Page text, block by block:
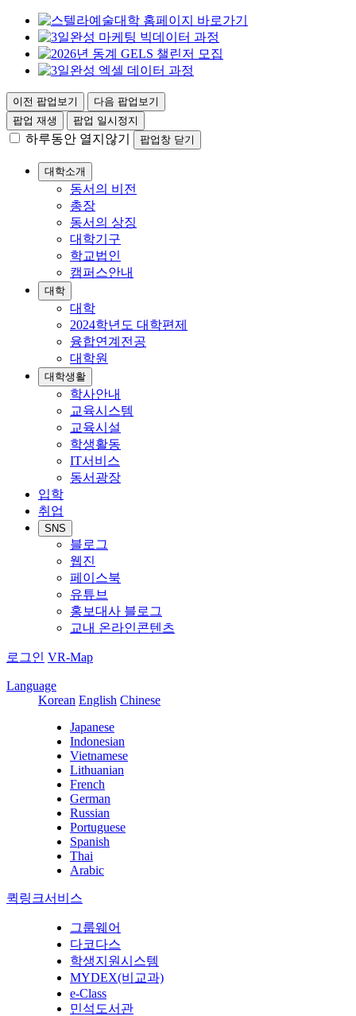
이전 팝업보기
다음 팝업보기
팝업 재생
팝업 일시정지
하루동안 열지않기 팝업창 닫기
대학소개
동서의 비전
총장
동서의 상징
대학기구
학교법인
캠퍼스안내
대학
대학
2024학년도 대학편제
융합연계전공
대학원
대학생활
학사안내
교육시스템
교육시설
학생활동
IT서비스
동서광장
입학
취업
SNS
블로그
웹진
페이스북
유튜브
홍보대사 블로그
교내 온라인콘텐츠
로그인 VR-Map
Language
Korean English Chinese
Japanese
Indonesian
Vietnamese
Lithuanian
French
German
Russian
Portuguese
Spanish
Thai
Arabic
퀵링크서비스
그룹웨어
다코다스
학생지원시스템
MYDEX(비교과)
e-Class
민석도서관